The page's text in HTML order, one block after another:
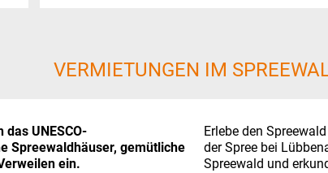
VERMIETUNGEN IM
UNESCO-
Spreewaldhäuser, gemütliche
ein.
Erlebe den
der Spree bei
Spreewald und